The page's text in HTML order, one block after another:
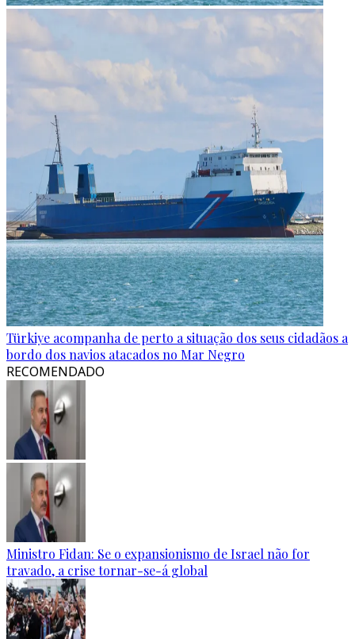
Türkiye acompanha de perto a situação dos seus cidadãos a
bordo dos navios atacados no Mar Negro
RECOMENDADO
Ministro Fidan: Se o expansionismo de Israel não for
travado, a crise tornar-se-á global